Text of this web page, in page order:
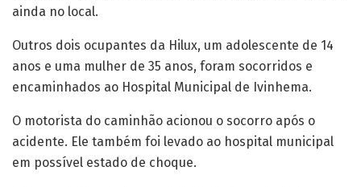
ainda no local.
Outros dois ocupantes da Hilux, um adolescente de 14
anos e uma mulher de 35 anos, foram socorridos e
encaminhados ao Hospital Municipal de Ivinhema.
O motorista do caminhão acionou o socorro após o
acidente. Ele também foi levado ao hospital municipal
em possível estado de choque.